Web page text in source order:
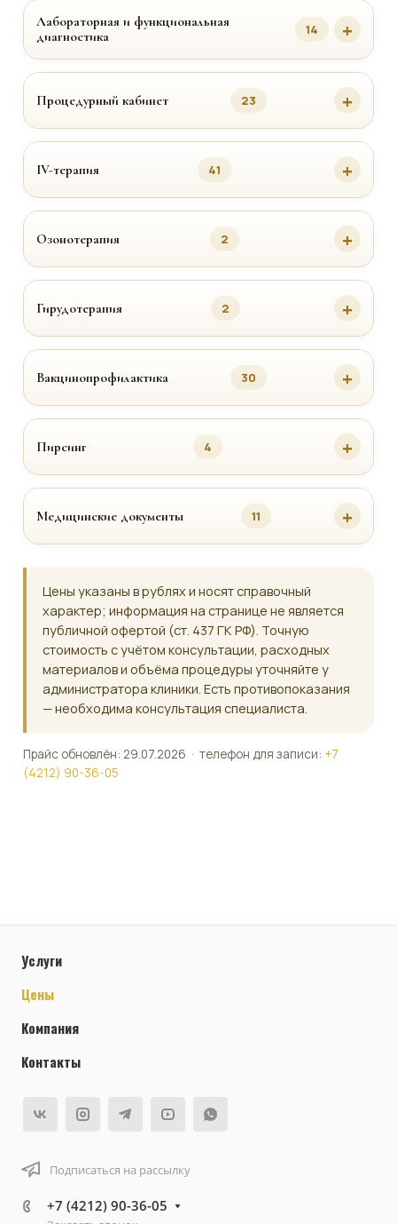
Лабораторная и функциональная
диагностика
14
Процедурный кабинет 23
IV-терапия 41
Озонотерапия 2
Гирудотерапия 2
Вакцинопрофилактика 30
Пирсинг 4
Медицинские документы 11
Цены указаны в рублях и носят справочный
характер; информация на странице не является
публичной офертой (ст. 437 ГК РФ). Точную
стоимость с учётом консультации, расходных
материалов и объёма процедуры уточняйте у
администратора клиники. Есть противопоказания
— необходима консультация специалиста.
Прайс обновлён: 29.07.2026 · телефон для записи: +7
(4212) 90-36-05
Услуги
Цены
Компания
Контакты
Подписаться на рассылку
+7 (4212) 90-36-05